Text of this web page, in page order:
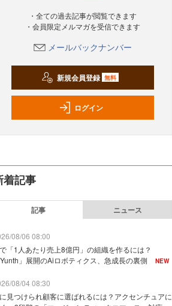
・全ての過去記事が閲覧できます
・会員限定メルマガを受信できます
メールバックナンバー
新規会員登録 無料
ログイン
着記事
記事 ニュース
08/06 08:00
「1人あたり売上8億円」の組織を作るには？
Yunth」展開のAiロボティクス、急成長の裏側
NEW
08/04 08:30
見つけられ顧客に選ばれるには？アクセンチュアに